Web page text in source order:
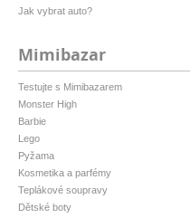
Jak vybrat auto?
Mimibazar
Testujte s Mimibazarem
Monster High
Barbie
Lego
Pyžama
Kosmetika a parfémy
Teplákové soupravy
Dětské boty